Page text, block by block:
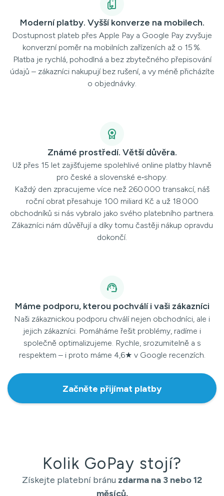
Moderní platby. Vyšší konverze na mobilech.
Dostupnost plateb přes Apple Pay a Google Pay zvyšuje
konverzní poměr na mobilních zařízeních až o 15 %.
Platba je rychlá, pohodlná a bez zbytečného přepisování
údajů – zákazníci nakupují bez rušení, a vy méně přicházíte
o objednávky.
Známé prostředí. Větší důvěra.
Už přes 15 let zajišťujeme spolehlivé online platby hlavně
pro české a slovenské e‑shopy.
Každý den zpracujeme více než 260 000 transakcí, náš
roční obrat přesahuje 100 miliard Kč a už 18 000
obchodníků si nás vybralo jako svého platebního partnera.
Zákazníci nám důvěřují a díky tomu častěji nákup opravdu
dokončí.
Máme podporu, kterou pochválí i vaši zákazníci
Naši zákaznickou podporu chválí nejen obchodníci, ale i
jejich zákazníci. Pomáháme řešit problémy, radíme i
společně optimalizujeme. Rychle, srozumitelně a s
respektem – i proto máme 4,6★ v Google recenzích.
Začněte přijímat platby
Kolik GoPay stojí?
Získejte platební bránu zdarma na 3 nebo 12
měsíců.